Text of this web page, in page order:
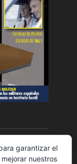
garantizar el
nuestros